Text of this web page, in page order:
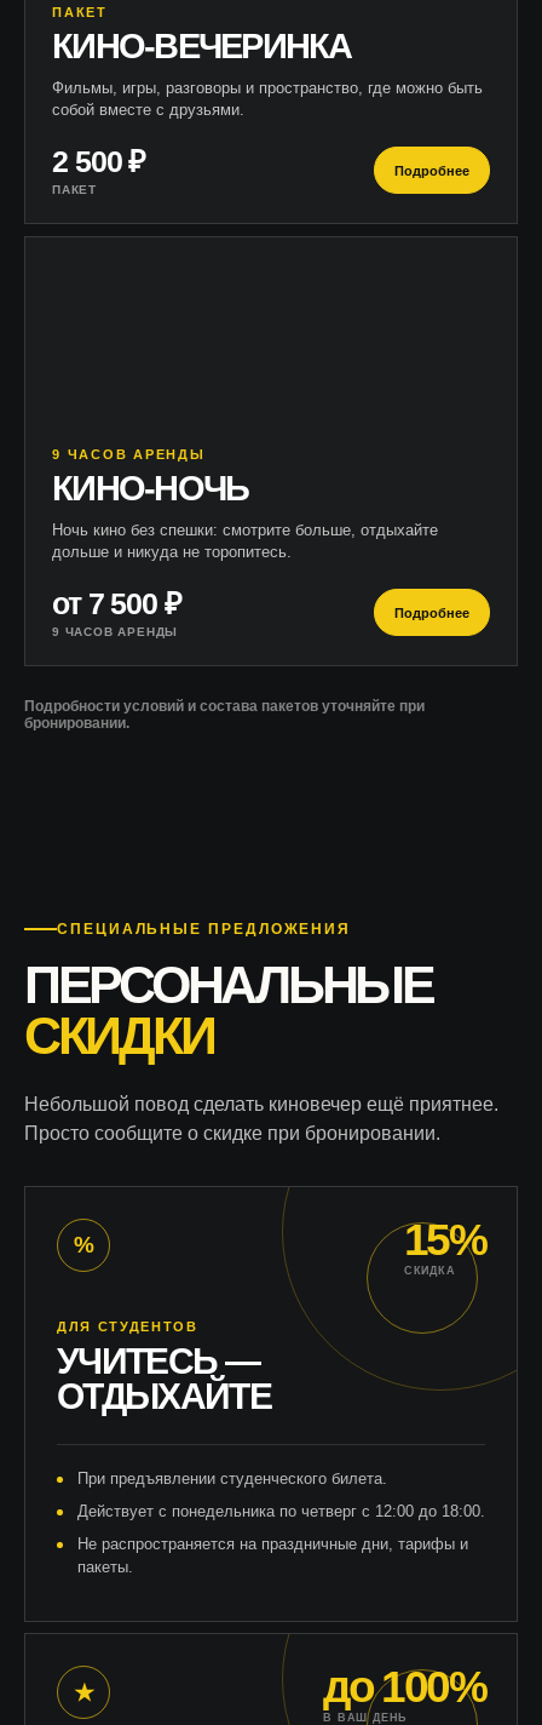
ПАКЕТ
КИНО-ВЕЧЕРИНКА
Фильмы, игры, разговоры и пространство, где можно быть
собой вместе с друзьями.
2 500 ₽
ПАКЕТ
Подробнее
9 ЧАСОВ АРЕНДЫ
КИНО-НОЧЬ
Ночь кино без спешки: смотрите больше, отдыхайте
дольше и никуда не торопитесь.
от 7 500 ₽
9 ЧАСОВ АРЕНДЫ
Подробнее
Подробности условий и состава пакетов уточняйте при
бронировании.
СПЕЦИАЛЬНЫЕ ПРЕДЛОЖЕНИЯ
ПЕРСОНАЛЬНЫЕ
СКИДКИ
Небольшой повод сделать киновечер ещё приятнее.
Просто сообщите о скидке при бронировании.
% 15%
СКИДКА
ДЛЯ СТУДЕНТОВ
УЧИТЕСЬ —
ОТДЫХАЙТЕ
При предъявлении студенческого билета.
Действует с понедельника по четверг с 12:00 до 18:00.
Не распространяется на праздничные дни, тарифы и
пакеты.
★ до 100%
В ВАШ ДЕНЬ